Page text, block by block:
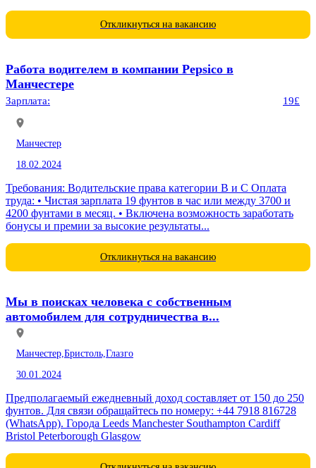
Откликнуться на вакансию
Работа водителем в компании Pepsico в
Манчестере
Зарплата: 19£
Манчестер
18.02.2024
Требования: Водительские права категории B и C Оплата
труда: • Чистая зарплата 19 фунтов в час или между 3700 и
4200 фунтами в месяц. • Включена возможность заработать
бонусы и премии за высокие результаты...
Откликнуться на вакансию
Мы в поисках человека с собственным
автомобилем для сотрудничества в...
Манчестер, Бристоль, Глазго
30.01.2024
Предполагаемый ежедневный доход составляет от 150 до 250
фунтов. Для связи обращайтесь по номеру: +44 7918 816728
(WhatsApp). Города Leeds Manchester Southampton Cardiff
Bristol Peterborough Glasgow